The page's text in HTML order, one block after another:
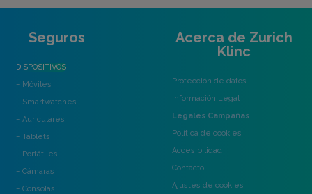
Seguros
DISPOSITIVOS
– Móviles
– Smartwatches
– Auriculares
– Tablets
– Portátiles
– Cámaras
– Consolas
Acerca de Zurich
Klinc
Protección de datos
Información Legal
Legales Campañas
Política de cookies
Accesibilidad
Contacto
Ajustes de cookies